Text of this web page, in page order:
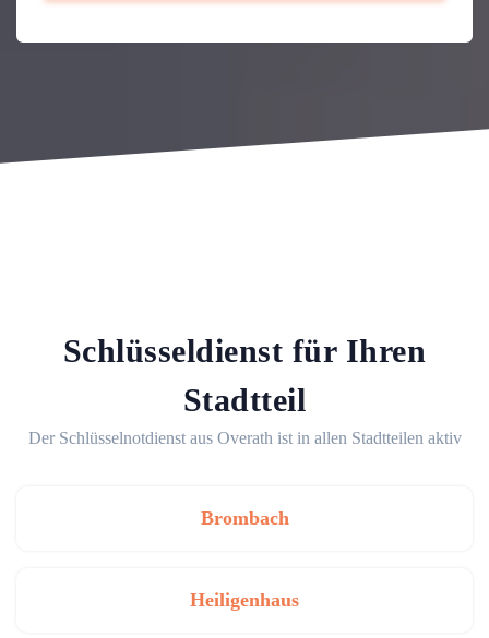
Schlüsseldienst für Ihren
Stadtteil
Der Schlüsselnotdienst aus Overath ist in allen Stadtteilen aktiv
Brombach
Heiligenhaus